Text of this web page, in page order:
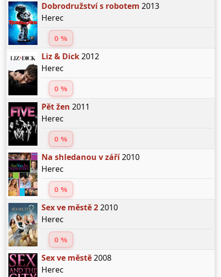
Dobrodružství s robotem 2013
Herec
0 %
Liz & Dick2012
Herec
0 %
Pět žen 2011
Herec
0 %
Na shledanou v září2010
Herec
0 %
Sex ve městě 22010
Herec
0 %
Sex ve městě2008
Herec